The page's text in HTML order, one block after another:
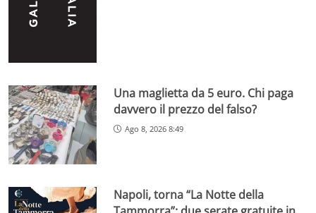
Una maglietta da 5 euro. Chi paga
davvero il prezzo del falso?
Ago 8, 2026 8:49
Napoli, torna “La Notte della